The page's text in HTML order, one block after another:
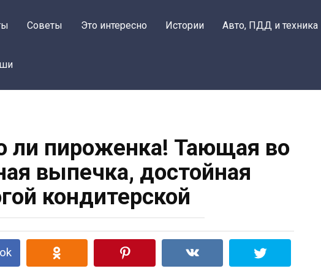
Советы Это интересно Истории Авто, ПДД и техника
ли пироженка! Тающая во
выпечка, достойная
кондитерской